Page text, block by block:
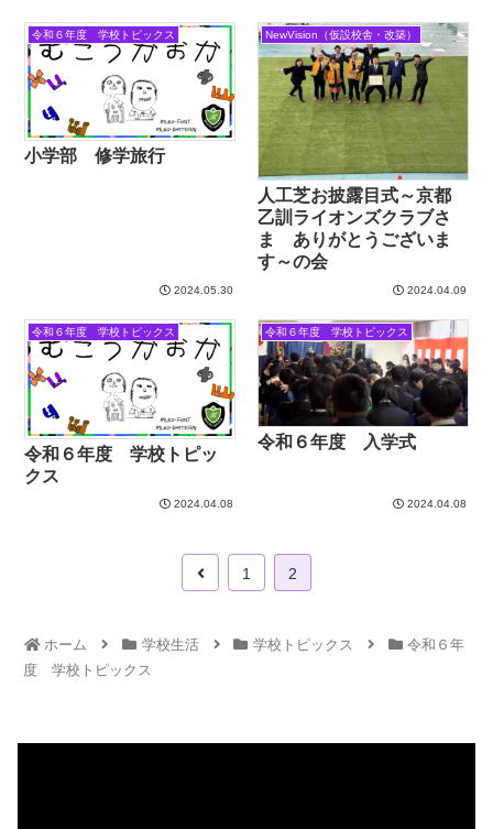
令和６年度 学校トピックス
小学部 修学旅行
2024.05.30
NewVision（仮設校舎・改築）
人工芝お披露目式～京都
乙訓ライオンズクラブさ
ま ありがとうございま
す～の会
2024.04.09
令和６年度 学校トピックス
令和６年度 学校トピッ
クス
2024.04.08
令和６年度 学校トピックス
令和６年度 入学式
2024.04.08
1 2
ホーム 学校生活 学校トピックス
令和６年
度 学校トピックス